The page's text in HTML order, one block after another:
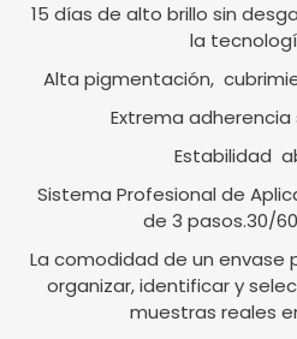
15 días de alto brillo sin
la
Alta pigmentación,
Extrema adherencia
Estabilidad
Sistema Profesional de
de 3 pasos.30/
La comodidad de un
organizar, identificar y
muestras reales